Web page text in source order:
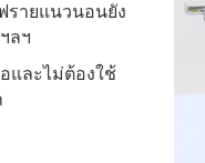
รายแนวนอนยัง
ลฯ
และไม่ต้องใช้